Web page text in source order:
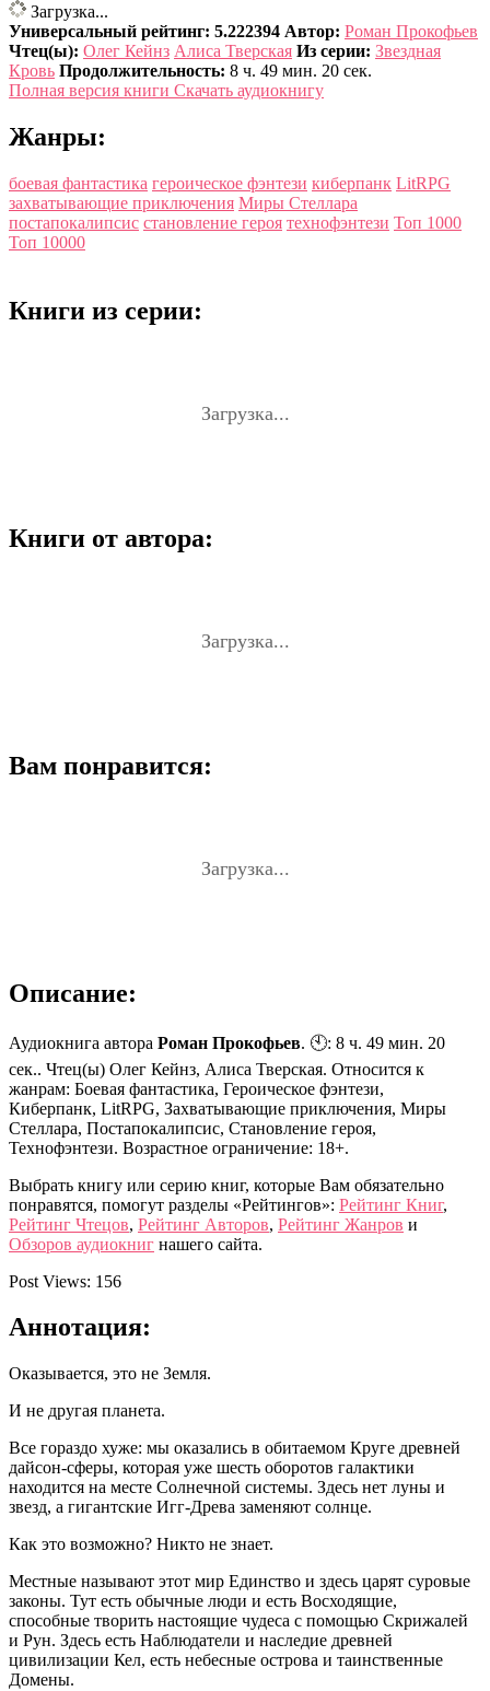
Загрузка...
Универсальный рейтинг: 5.222394 Автор: Роман Прокофьев
Чтец(ы): Олег Кейнз Алиса Тверская Из серии: Звездная
Кровь Продолжительность: 8 ч. 49 мин. 20 сек.
Полная версия книги Скачать аудиокнигу
Жанры:
боевая фантастика героическое фэнтези киберпанк LitRPG
захватывающие приключения Миры Стеллара
постапокалипсис становление героя технофэнтези Топ 1000
Топ 10000
Книги из серии:
Загрузка...
Книги от автора:
Загрузка...
Вам понравится:
Загрузка...
Описание:
Аудиокнига автора Роман Прокофьев. 🕙: 8 ч. 49 мин. 20
сек.. Чтец(ы) Олег Кейнз, Алиса Тверская. Относится к
жанрам: Боевая фантастика, Героическое фэнтези,
Киберпанк, LitRPG, Захватывающие приключения, Миры
Стеллара, Постапокалипсис, Становление героя,
Технофэнтези. Возрастное ограничение: 18+.
Выбрать книгу или серию книг, которые Вам обязательно
понравятся, помогут разделы «Рейтингов»: Рейтинг Книг,
Рейтинг Чтецов, Рейтинг Авторов, Рейтинг Жанров и
Обзоров аудиокниг нашего сайта.
Post Views: 156
Аннотация:
Оказывается, это не Земля.
И не другая планета.
Все гораздо хуже: мы оказались в обитаемом Круге древней
дайсон-сферы, которая уже шесть оборотов галактики
находится на месте Солнечной системы. Здесь нет луны и
звезд, а гигантские Игг-Древа заменяют солнце.
Как это возможно? Никто не знает.
Местные называют этот мир Единство и здесь царят суровые
законы. Тут есть обычные люди и есть Восходящие,
способные творить настоящие чудеса с помощью Скрижалей
и Рун. Здесь есть Наблюдатели и наследие древней
цивилизации Кел, есть небесные острова и таинственные
Домены.